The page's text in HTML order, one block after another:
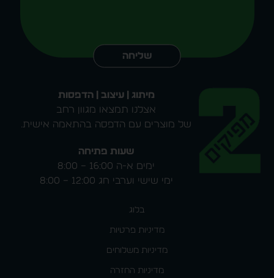
שליחה
מיתוג | עיצוב | הדפסות
אצלנו תמצאו מגוון רחב
של מוצרים עם הדפסה בהתאמה אישית.
שעות פתיחה
ימים א-ה 16:00 – 8:00
ימי שישי וערבי חג 12:00 – 8:00
בלוג
מדיניות פרטיות
מדיניות משלוחים
מדיניות החזרה